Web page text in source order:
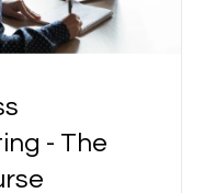
- The